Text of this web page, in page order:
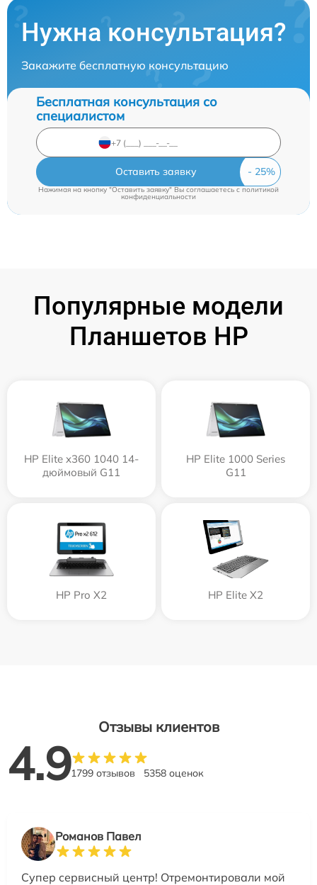
Нужна консультация?
Закажите бесплатную консультацию
Бесплатная консультация со
специалистом
Оставить заявку
Нажимая на кнопку "Оставить заявку" Вы соглашаетесь cполитикой
конфиденциальности
Популярные модели
Планшетов HP
HP Elite x360 1040 14-
дюймовый G11
HP Elite 1000 Series
G11
HP Pro X2 HP Elite X2
Отзывы клиентов
4.91799 отзывов 5358 оценок
Романов Павел
Супер сервисный центр! Отремонтировали мой